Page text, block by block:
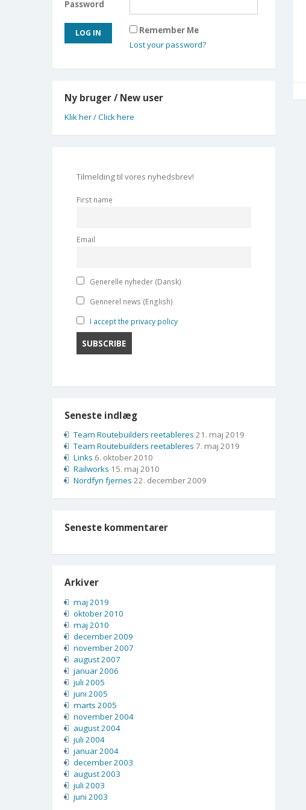
Password
Remember Me
Lost your password?
Ny bruger / New user
Klik her / Click here
Tilmelding til vores nyhedsbrev!
First name
Email
Generelle nyheder (Dansk)
Gennerel news (English)
I accept the privacy policy
Seneste indlæg
Team Routebuilders reetableres 21. maj 2019
Team Routebuilders reetableres 7. maj 2019
Links 6. oktober 2010
Railworks 15. maj 2010
Nordfyn fjernes 22. december 2009
Seneste kommentarer
Arkiver
maj 2019
oktober 2010
maj 2010
december 2009
november 2007
august 2007
januar 2006
juli 2005
juni 2005
marts 2005
november 2004
august 2004
juli 2004
januar 2004
december 2003
august 2003
juli 2003
juni 2003